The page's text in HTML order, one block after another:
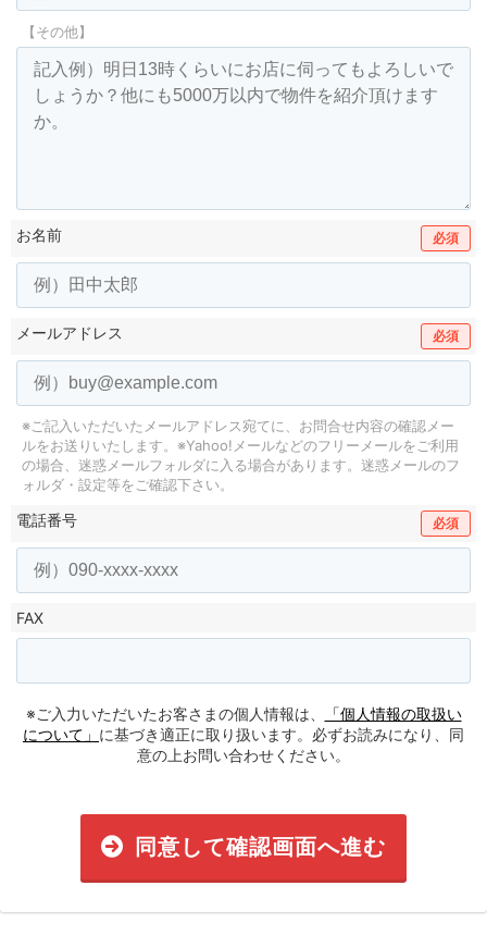
【その他】
お名前 必須
メールアドレス 必須
※ご記入いただいたメールアドレス宛てに、お問合せ内容の確認メー
ルをお送りいたします。 ※Yahoo!メールなどのフリーメールをご利用
の場合、迷惑メールフォルダに入る場合があります。 迷惑メールのフ
ォルダ・設定等をご確認下さい。
電話番号 必須
FAX
※ご入力いただいたお客さまの個人情報は、
「個人情報の取扱い
について」 に基づき適正に取り扱います。必ずお読みになり、同
意の上お問い合わせください。
同意して確認画面へ進む